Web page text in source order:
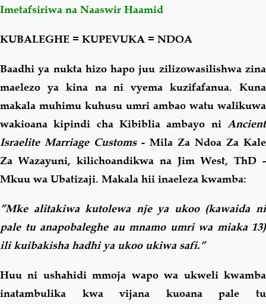
Fiqh-Ibaadah Duaa-Adhkaar
Fataawa Za Ulamaa Kauli Za Salaf
Akhlaaq-Aadaab Raqaaiq
Familia-Jamii Maswali-Majibu
Chemsha Bongo Vitabu
Mapishi
Imetafsiriwa na Naaswir Haamid
KUBALEGHE = KUPEVUKA = NDOA
Baadhi ya nukta hizo hapo juu zilizowasilishwa zina
maelezo ya kina na ni vyema kuzifafanua. Kuna
makala muhimu kuhusu umri ambao watu walikuwa
wakioana kipindi cha Kibiblia ambayo ni Ancient
Israelite Marriage Customs - Mila Za Ndoa Za Kale
Za Wazayuni, kilichoandikwa na Jim West, ThD -
Mkuu wa Ubatizaji. Makala hii inaeleza kwamba:
”Mke alitakiwa kutolewa nje ya ukoo (kawaida ni
pale tu anapobaleghe au mnamo umri wa miaka 13)
ili kuibakisha hadhi ya ukoo ukiwa safi.”
Huu ni ushahidi mmoja wapo wa ukweli kwamba
inatambulika kwa vijana kuoana pale tu